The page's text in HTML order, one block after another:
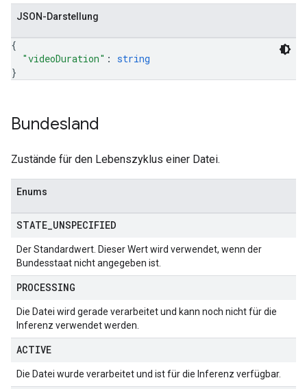
JSON-Darstellung
{
"videoDuration" : string
}
Bundesland
Zustände für den Lebenszyklus einer Datei.
Enums
STATE UNSPECIFIED
Der Standardwert. Dieser Wert wird verwendet, wenn der
Bundesstaat nicht angegeben ist.
PROCESSING
Die Datei wird gerade verarbeitet und kann noch nicht für die
Inferenz verwendet werden.
ACTIVE
Die Datei wurde verarbeitet und ist für die Inferenz verfügbar.